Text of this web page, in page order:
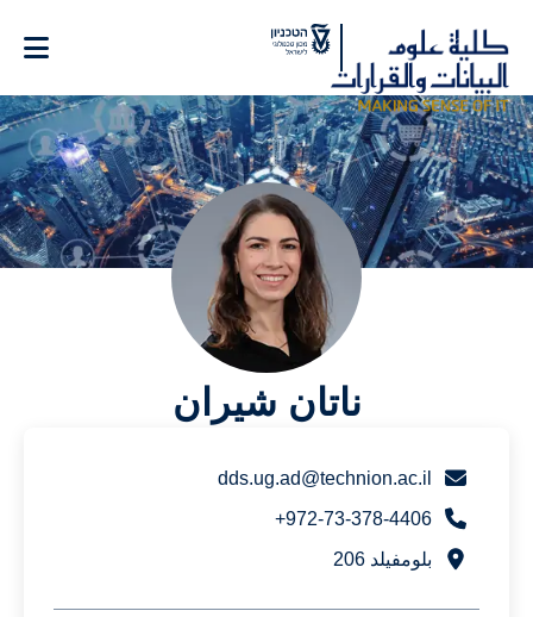
Content
ناتان شيران
dds.ug.ad@technion.ac.il
972-73-378-4406+
بلومفيلد 206